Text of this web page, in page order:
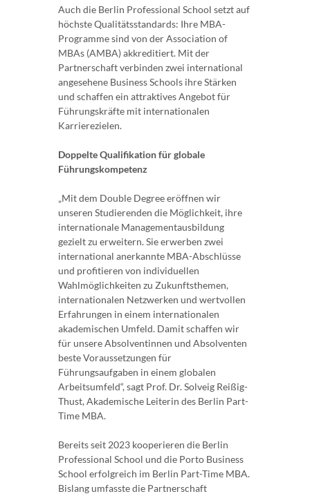
Auch die Berlin Professional School setzt auf
höchste Qualitätsstandards: Ihre MBA-
Programme sind von der Association of
MBAs (AMBA) akkreditiert. Mit der
Partnerschaft verbinden zwei international
angesehene Business Schools ihre Stärken
und schaffen ein attraktives Angebot für
Führungskräfte mit internationalen
Karrierezielen.
Doppelte Qualifikation für globale
Führungskompetenz
„Mit dem Double Degree eröffnen wir
unseren Studierenden die Möglichkeit, ihre
internationale Managementausbildung
gezielt zu erweitern. Sie erwerben zwei
international anerkannte MBA-Abschlüsse
und profitieren von individuellen
Wahlmöglichkeiten zu Zukunftsthemen,
internationalen Netzwerken und wertvollen
Erfahrungen in einem internationalen
akademischen Umfeld. Damit schaffen wir
für unsere Absolventinnen und Absolventen
beste Voraussetzungen für
Führungsaufgaben in einem globalen
Arbeitsumfeld“, sagt Prof. Dr. Solveig Reißig-
Thust, Akademische Leiterin des Berlin Part-
Time MBA.
Bereits seit 2023 kooperieren die Berlin
Professional School und die Porto Business
School erfolgreich im Berlin Part-Time MBA.
Bislang umfasste die Partnerschaft